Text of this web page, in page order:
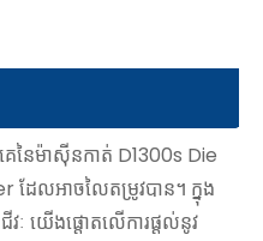
ៃម៉ាស៊ីនកាត់ D1300s Die
ែលអាចលៃតម្រូវបាន។ ក្នុង
ៈ យើងផ្តោតលើការផ្តល់នូវ